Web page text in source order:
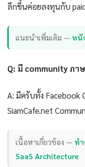
ลึกขึ้นค่อยลงทุนกับ
แนะนำเพิ่มเติม — หนั
Q: มี community ภา
A: มีครับทั้ง Facebook
SiamCafe.net
เนื้อหาเกี่ยวข้อง — ท
SaaS Architecture